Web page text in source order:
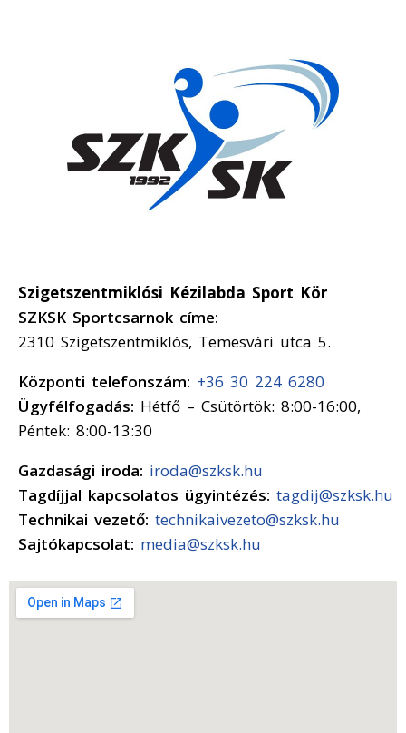
Szigetszentmiklósi Kézilabda Sport Kör
SZKSK Sportcsarnok címe:
2310 Szigetszentmiklós, Temesvári utca 5.
Központi telefonszám: +36 30 224 6280
Ügyfélfogadás: Hétfő – Csütörtök: 8:00-16:00,
Péntek: 8:00-13:30
Gazdasági iroda: iroda@szksk.hu
Tagdíjjal kapcsolatos ügyintézés: tagdij@szksk.hu
Technikai vezető: technikaivezeto@szksk.hu
Sajtókapcsolat: media@szksk.hu